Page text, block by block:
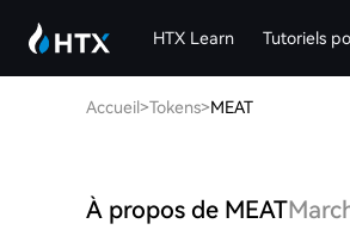
HTX Learn Tutoriels
Accueil>Tokens>MEAT
À propos de MEAT